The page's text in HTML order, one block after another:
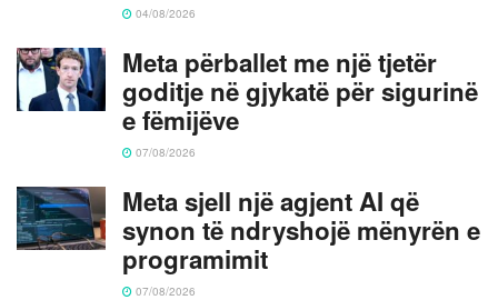
04/08/2026
Meta përballet me një tjetër
goditje në gjykatë për sigurinë
e fëmijëve
07/08/2026
Meta sjell një agjent AI që
synon të ndryshojë mënyrën e
programimit
07/08/2026